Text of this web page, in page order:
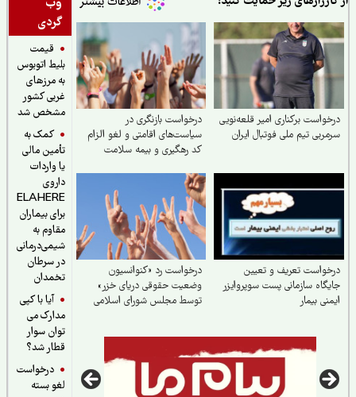
وب
گردی
قیمت
بلیط اتوبوس
به مرزهای
غربی کشور
مشخص شد
کمک به
تأمین مالی
یا واردات
ELAHERE
برای بیماران
مقاوم به
شیمی‌درمانی
در سرطان
تخمدان
آیا با کپی
مدارک می
توان سوار
قطار شد؟
درخواست
لغو بسته
برکناری امیر قلعه‌نویی
تیم ملی فوتبال ایران
درخواست بازنگری در
سیاست‌های اقامتی و لغو الزام
کد رهگیری و بیمه سلامت
تعریف و تعیین
سازمانی پست سوپروایزر
بیمار
درخواست رد «کنوانسیون
وضعیت حقوقی دریای خزر»
توسط مجلس شورای اسلامی